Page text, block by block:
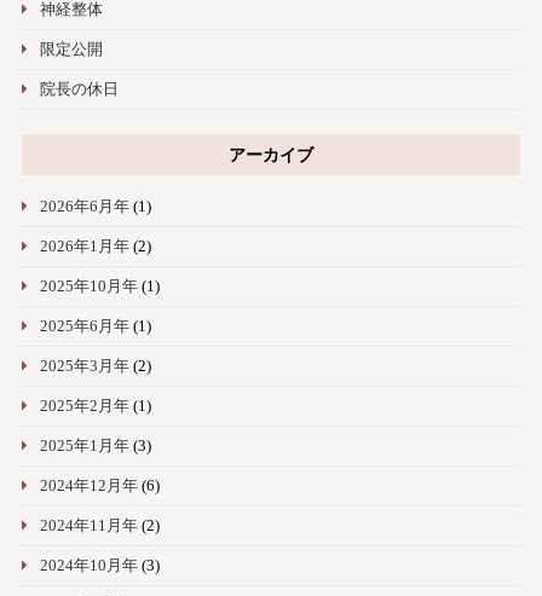
神経整体
限定公開
院長の休日
アーカイブ
2026年6月年(1)
2026年1月年(2)
2025年10月年(1)
2025年6月年(1)
2025年3月年(2)
2025年2月年(1)
2025年1月年(3)
2024年12月年(6)
2024年11月年(2)
2024年10月年(3)